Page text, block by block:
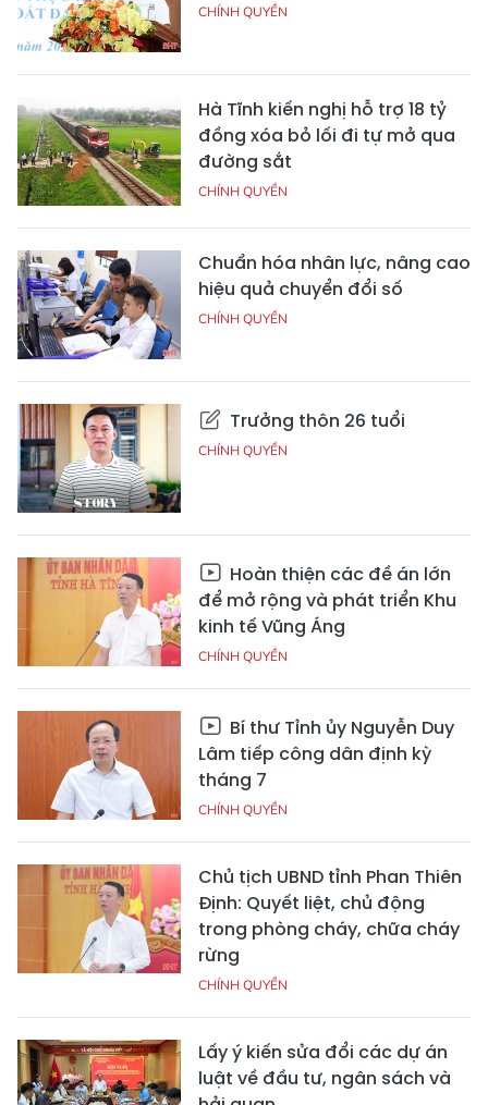
CHÍNH QUYỀN
Hà Tĩnh kiến nghị hỗ trợ 18 tỷ
đồng xóa bỏ lối đi tự mở qua
đường sắt
CHÍNH QUYỀN
Chuẩn hóa nhân lực, nâng cao
hiệu quả chuyển đổi số
CHÍNH QUYỀN
Trưởng thôn 26 tuổi
CHÍNH QUYỀN
Hoàn thiện các đề án lớn
để mở rộng và phát triển Khu
kinh tế Vũng Áng
CHÍNH QUYỀN
Bí thư Tỉnh ủy Nguyễn Duy
Lâm tiếp công dân định kỳ
tháng 7
CHÍNH QUYỀN
Chủ tịch UBND tỉnh Phan Thiên
Định: Quyết liệt, chủ động
trong phòng cháy, chữa cháy
rừng
CHÍNH QUYỀN
Lấy ý kiến sửa đổi các dự án
luật về đầu tư, ngân sách và